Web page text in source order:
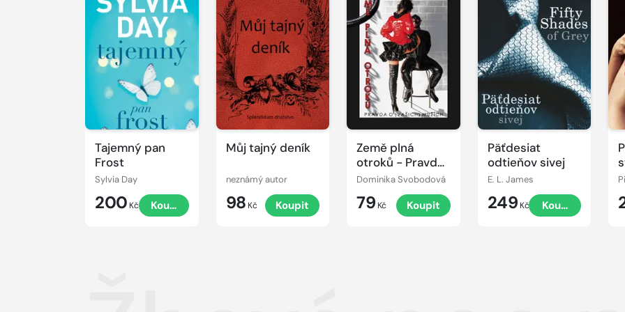
Tajemný pan
Frost
Sylvia Day
200 Kč Koupit
Můj tajný deník
neznámý autor
98 Kč Koupit
Země plná
otroků - Pravda
o (vašich)
Dominika Svobodová
79 Kč Koupit
Päťdesiat
odtieňov sivej
E. L. James
249 Kč Koupit